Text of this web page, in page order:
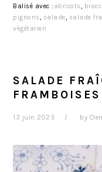
Balisé avec : abricots,
pignons, salade, salade
végétarien
SALADE
FRAMBOISES
13 juin 2023 by